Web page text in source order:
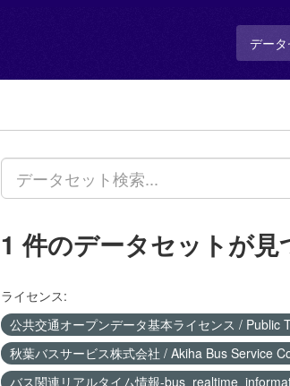
データ
1 件のデータセットが見
ライセンス:
公共交通オープンデータ基本ライセンス /
秋葉バスサービス株式会社 / Akiha Bus Service
バス関連リアルタイム情報-